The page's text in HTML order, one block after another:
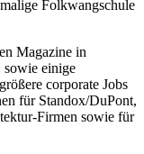
Folkwangschule
Magazine in
einige
corporate Jobs
für Standox/DuPont,
Firmen sowie für